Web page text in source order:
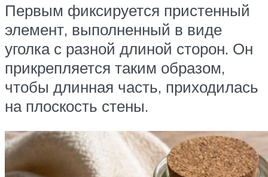
Первым фиксируется пристенный
элемент, выполненный в виде
уголка с разной длиной сторон. Он
прикрепляется таким образом,
чтобы длинная часть, приходилась
на плоскость стены.